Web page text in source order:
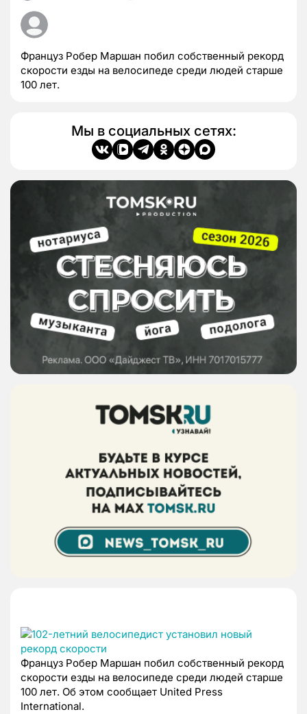
Француз Робер Маршан побил собственный рекорд
скорости езды на велосипеде среди людей старше
100 лет.
Мы в социальных сетях:
Француз Робер Маршан побил собственный рекорд
скорости езды на велосипеде среди людей старше
100 лет. Об этом сообщает United Press
International.